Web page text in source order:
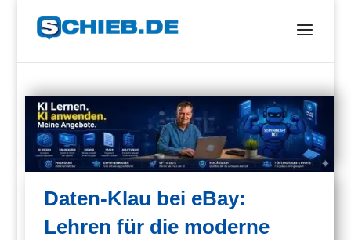
Daten-Klau bei eBay:
Lehren für die moderne